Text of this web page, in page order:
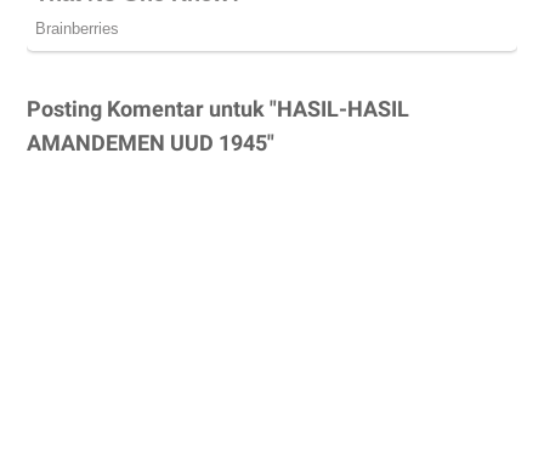
Posting Komentar untuk "HASIL-HASIL
AMANDEMEN UUD 1945"